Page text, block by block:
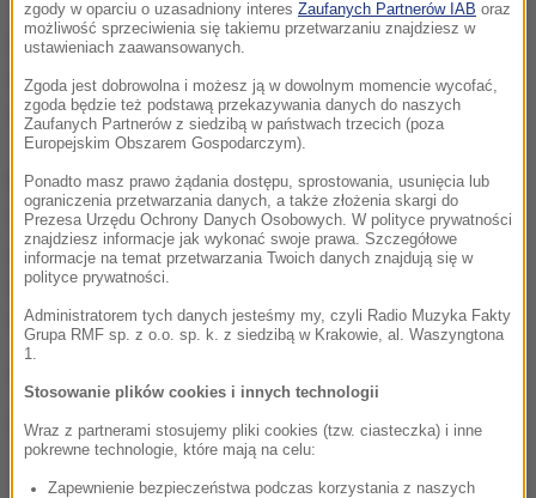
Leinhos oczekuje też, że państwa NATO uzgodnią
intensyfikację działań w dziedzinie
cyberbezpieczeństwa.
Reuters odnotowuje, że Stany Zjednoczone już w
2011 roku ogłosiły, iż postrzegają cyberprzestrzeń
jako operacyjną sferę wojny i zapowiedziały
reagowanie na ataki w cyberprzestrzeni tak, jak na
wszelkie inne zagrożenia.
(rs)
zgody w oparciu o uzasadniony interes Zaufanych Partnerów IAB oraz
możliwość sprzeciwienia się takiemu przetwarzaniu znajdziesz w
ustawieniach zaawansowanych.
Zgoda jest dobrowolna i możesz ją w dowolnym momencie wycofać,
zgoda będzie też podstawą przekazywania danych do naszych
Zaufanych Partnerów z siedzibą w państwach trzecich (poza
Europejskim Obszarem Gospodarczym).
Ponadto masz prawo żądania dostępu, sprostowania, usunięcia lub
ograniczenia przetwarzania danych, a także złożenia skargi do
Prezesa Urzędu Ochrony Danych Osobowych. W polityce prywatności
znajdziesz informacje jak wykonać swoje prawa. Szczegółowe
informacje na temat przetwarzania Twoich danych znajdują się w
polityce prywatności.
Administratorem tych danych jesteśmy my, czyli Radio Muzyka Fakty
Grupa RMF sp. z o.o. sp. k. z siedzibą w Krakowie, al. Waszyngtona
1.
Stosowanie plików cookies i innych technologii
Wraz z partnerami stosujemy pliki cookies (tzw. ciasteczka) i inne
pokrewne technologie, które mają na celu:
Zapewnienie bezpieczeństwa podczas korzystania z naszych